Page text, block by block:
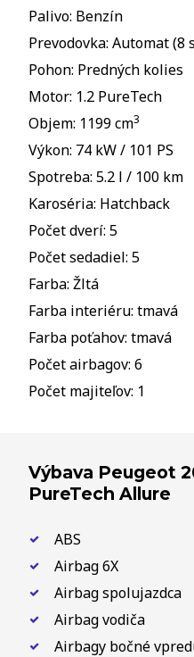
Palivo: Benzín
Prevodovka: Automat (8
Pohon: Predných kolies
Motor: 1.2 PureTech
Objem: 1199 cm3
Výkon: 74 kW / 101 PS
Spotreba: 5.2 l / 100 km
Karoséria: Hatchback
Počet dverí: 5
Počet sedadiel: 5
Farba: Žltá
Farba interiéru: tmavá
Farba poťahov: tmavá
Počet airbagov: 6
Počet majiteľov: 1
Výbava Peugeot
PureTech Allure
ABS
Airbag 6X
Airbag spolujazdca
Airbag vodiča
Airbagy bočné